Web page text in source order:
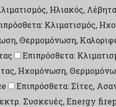
Ηλιακός,
Κλιματισμός,
Θερμομόνωση,
Επιπρόσθετα:
Ηχομόνωση,
Επιπρόσθετα: Σίτες,
Συσκευές, Energy